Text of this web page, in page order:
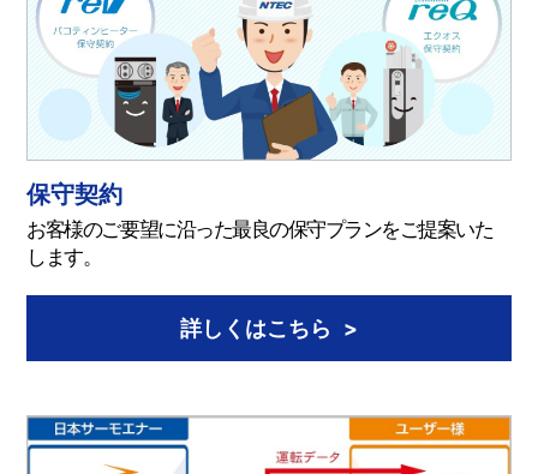
保守契約
お客様のご要望に沿った最良の保守プランをご提案いた
します。
詳しくはこちら